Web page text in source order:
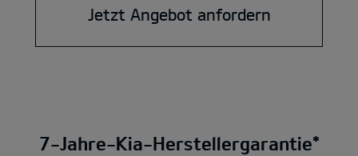
Jetzt Angebot anfordern
7-Jahre-Kia-Herstellergarantie*